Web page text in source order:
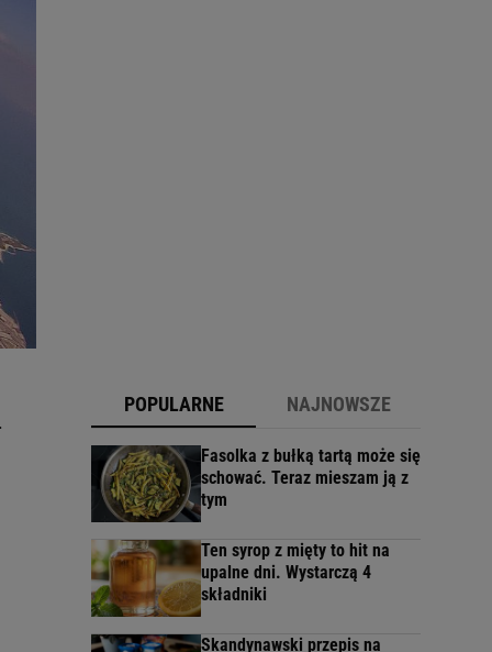
POPULARNE NAJNOWSZE
Fasolka z bułką tartą może się
schować. Teraz mieszam ją z
tym
Ten syrop z mięty to hit na
upalne dni. Wystarczą 4
składniki
Skandynawski przepis na